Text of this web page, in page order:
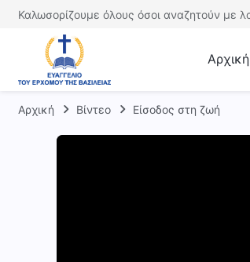
Καλωσορίζουμε όλους όσοι αναζητούν με
Αρχική
Αρχική Βίντεο Είσοδος στη ζωή